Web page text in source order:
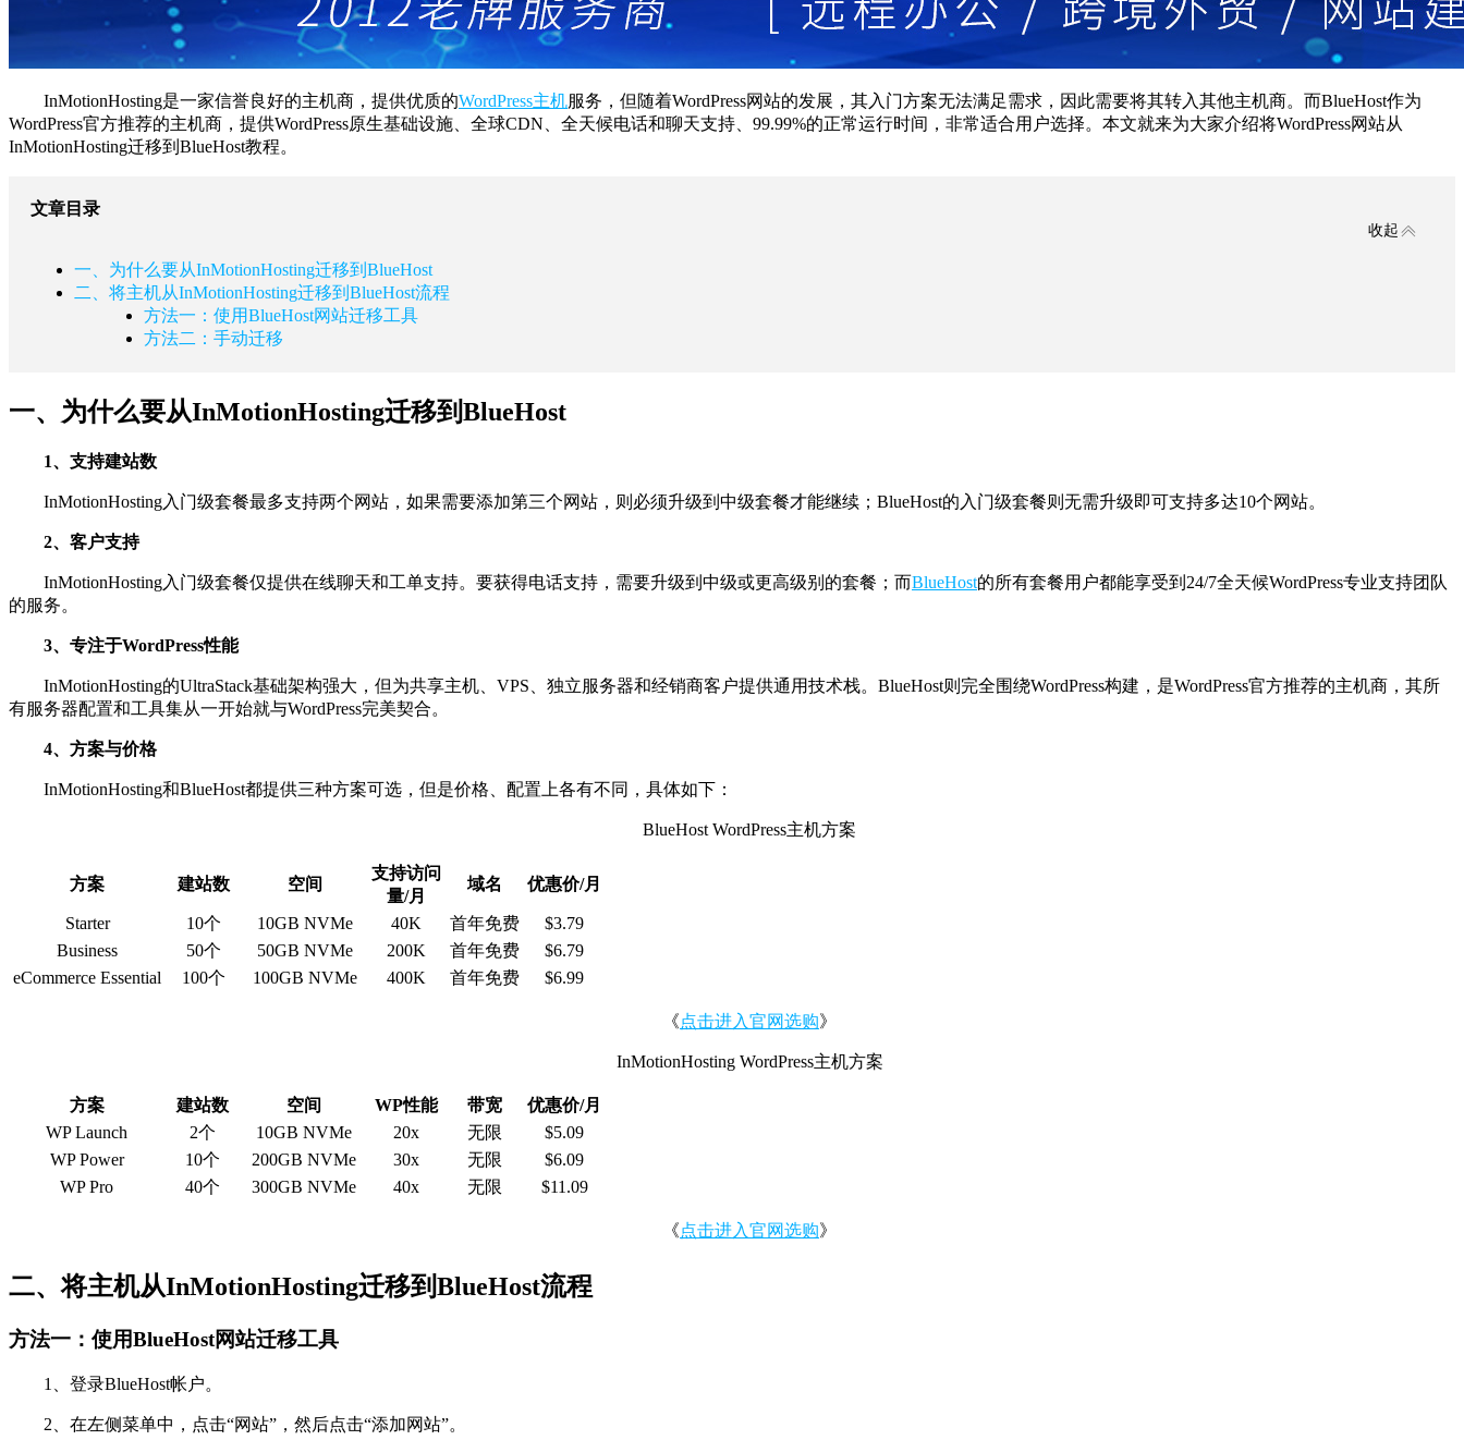
InMotionHosting是一家信誉良好的主机商，提供优质的WordPress主机服务，但随着WordPress网站的发展，其入门方案无法满足需求，因此需要将其转入其他主机商。而BlueHost作为
WordPress官方推荐的主机商，提供WordPress原生基础设施、全球CDN、全天候电话和聊天支持、99.99%的正常运行时间，非常适合用户选择。本文就来为大家介绍将WordPress网站从
InMotionHosting迁移到BlueHost教程。
文章目录
收起
一、为什么要从InMotionHosting迁移到BlueHost
二、将主机从InMotionHosting迁移到BlueHost流程
方法一：使用BlueHost网站迁移工具
方法二：手动迁移
一、为什么要从InMotionHosting迁移到BlueHost
1、支持建站数
InMotionHosting入门级套餐最多支持两个网站，如果需要添加第三个网站，则必须升级到中级套餐才能继续；BlueHost的入门级套餐则无需升级即可支持多达10个网站。
2、客户支持
InMotionHosting入门级套餐仅提供在线聊天和工单支持。要获得电话支持，需要升级到中级或更高级别的套餐；而BlueHost的所有套餐用户都能享受到24/7全天候WordPress专业支持团队
的服务。
3、专注于WordPress性能
InMotionHosting的UltraStack基础架构强大，但为共享主机、VPS、独立服务器和经销商客户提供通用技术栈。BlueHost则完全围绕WordPress构建，是WordPress官方推荐的主机商，其所
有服务器配置和工具集从一开始就与WordPress完美契合。
4、方案与价格
InMotionHosting和BlueHost都提供三种方案可选，但是价格、配置上各有不同，具体如下：
BlueHost WordPress主机方案
方案 建站数 空间
支持访问
量/月
域名 优惠价/月
Starter 10个 10GB NVMe 40K 首年免费
$3.79
Business
50个 50GB NVMe 200K 首年免费
$6.79
eCommerce Essential
100个 100GB NVMe 400K 首年免费 $6.99
《点击进入官网选购》
InMotionHosting WordPress主机方案
方案 建站数 空间 WP性能 带宽
优惠价/月
WP Launch
2个 10GB NVMe 20x 无限
$5.09
WP Power
10个 200GB NVMe 30x 无限
$6.09
WP Pro
40个 300GB NVMe 40x 无限 $11.09
《点击进入官网选购》
二、将主机从InMotionHosting迁移到BlueHost流程
方法一：使用BlueHost网站迁移工具
1、登录BlueHost帐户。
2、在左侧菜单中，点击“网站”，然后点击“添加网站”。